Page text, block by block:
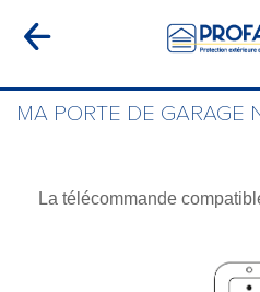
MA PORTE DE GARAGE
La télécommande